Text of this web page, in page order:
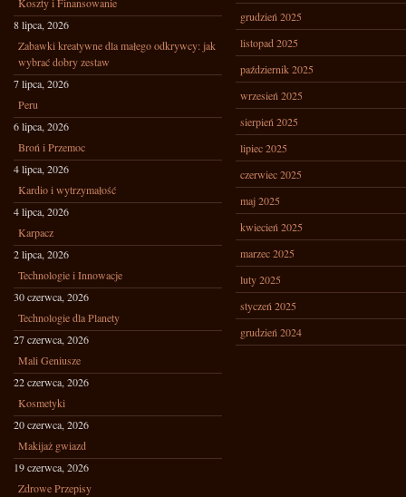
8 lipca, 2026
Zabawki kreatywne dla małego odkrywcy: jak
wybrać dobry zestaw
7 lipca, 2026
Peru
6 lipca, 2026
Broń i Przemoc
4 lipca, 2026
Kardio i wytrzymałość
4 lipca, 2026
Karpacz
2 lipca, 2026
Technologie i Innowacje
30 czerwca, 2026
Technologie dla Planety
27 czerwca, 2026
Mali Geniusze
22 czerwca, 2026
Kosmetyki
20 czerwca, 2026
Makijaż gwiazd
19 czerwca, 2026
Zdrowe Przepisy
grudzień 2025
listopad 2025
październik 2025
wrzesień 2025
sierpień 2025
lipiec 2025
czerwiec 2025
maj 2025
kwiecień 2025
marzec 2025
luty 2025
styczeń 2025
grudzień 2024